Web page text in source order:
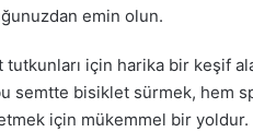
emin olun.
tutkunları için harika bir keşif
semtte bisiklet sürmek, hem
için mükemmel bir yoldur.